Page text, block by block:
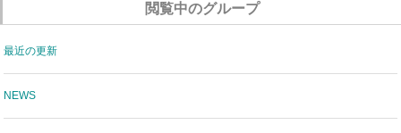
閲覧中のグループ
最近の更新
NEWS